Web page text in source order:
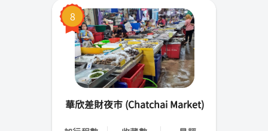
8
華欣差財夜市 (Chatchai Market)